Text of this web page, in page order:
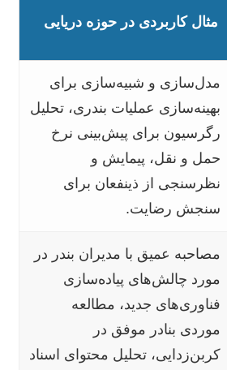
مثال کاربردی در حوزه دریایی
مدل‌سازی و شبیه‌سازی برای
بهینه‌سازی عملیات بندری، تحلیل
رگرسیون برای پیش‌بینی نرخ
حمل و نقل، پیمایش و
نظرسنجی از ذینفعان برای
سنجش رضایت.
مصاحبه عمیق با مدیران بندر در
مورد چالش‌های پیاده‌سازی
فناوری‌های جدید، مطالعه
موردی بنادر موفق در
کربن‌زدایی، تحلیل محتوای اسناد